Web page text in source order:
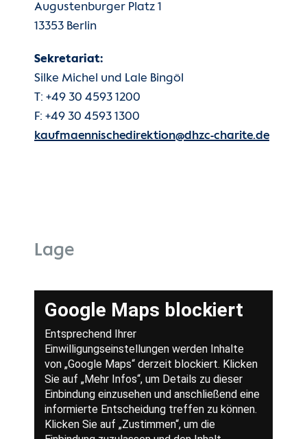
Augustenburger Platz 1
13353 Berlin
Sekretariat:
Silke Michel und Lale Bingöl
T: +49 30 4593 1200
F: +49 30 4593 1300
kaufmaennischedirektion@dhzc-charite.de
Lage